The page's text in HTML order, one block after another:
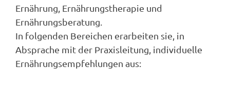
Ernährung, Ernährungstherapie und
Ernährungsberatung.
In folgenden Bereichen erarbeiten sie, in
Absprache mit der Praxisleitung, individuelle
Ernährungsempfehlungen aus: